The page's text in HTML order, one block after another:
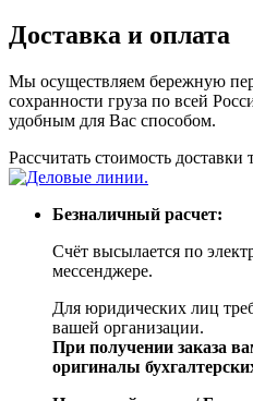
Доставка и оплата
Мы осуществляем бережную
сохранности груза по всей
удобным для Вас способом.
Рассчитать стоимость
Безналичный расчет:
Счёт высылается по
мессенджере.
Для юридических лиц
вашей организации.
При получении заказа
оригиналы